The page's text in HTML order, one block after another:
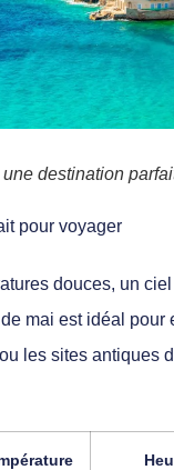
destination
pour voyager
douces, un
mai est idéal pour
ou les sites antiques